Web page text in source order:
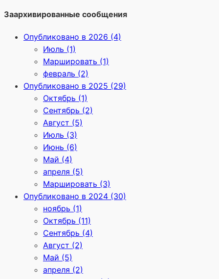
Заархивированные сообщения
Опубликовано в 2026 (4)
Июль (1)
Маршировать (1)
февраль (2)
Опубликовано в 2025 (29)
Октябрь (1)
Сентябрь (2)
Август (5)
Июль (3)
Июнь (6)
Май (4)
апреля (5)
Маршировать (3)
Опубликовано в 2024 (30)
ноябрь (1)
Октябрь (11)
Сентябрь (4)
Август (2)
Май (5)
апреля (2)